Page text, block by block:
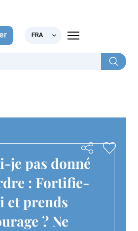
FRA
je pas donné
: Fortifie-
et prends
? Ne